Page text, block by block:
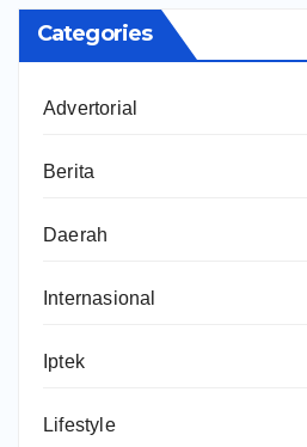
Categories
Advertorial
Berita
Daerah
Internasional
Iptek
Lifestyle